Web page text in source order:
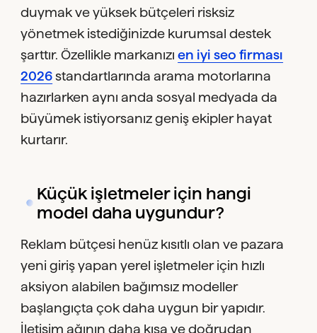
duymak ve yüksek bütçeleri risksiz
yönetmek istediğinizde kurumsal destek
şarttır. Özellikle markanızıen iyi seo firması
2026 standartlarında arama motorlarına
hazırlarken aynı anda sosyal medyada da
büyümek istiyorsanız geniş ekipler hayat
kurtarır.
Küçük işletmeler için hangi
model daha uygundur?
Reklam bütçesi henüz kısıtlı olan ve pazara
yeni giriş yapan yerel işletmeler için hızlı
aksiyon alabilen bağımsız modeller
başlangıçta çok daha uygun bir yapıdır.
İletişim ağının daha kısa ve doğrudan